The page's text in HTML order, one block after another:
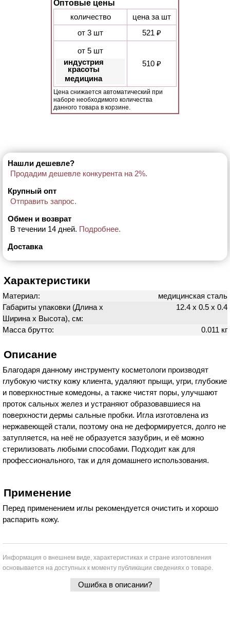
Оптовые цены
количество
цена за шт
от 3 шт
521 ₽
от 5 шт
индустрия
красоты
медицина
510 ₽
Цена снижается автоматический при
наборе необходимого количества
данного товара в корзине.
Нашли дешевле?
Продадим дешевле конкурента на 2%.
Крупный опт
Отправить запрос.
Обмен и возврат
В течении 14 дней. Подробнее.
Доставка
Характеристики
Материал:
медицинская сталь
Габариты упаковки (Длина х
Ширина х Высота), см:
12.4 х 0.5 х 0.4
Масса брутто: 0.011 кг
Описание
Благодаря данному инструменту косметологи производят
глубокую чистку кожу клиента, удаляют прыщи, угри, глубокие
и поверхностные комедоны, а также чистят поры, улучшают
проток сальных желез и устраняют образовавшиеся на
поверхности дермы сальные пробки. Игла изготовлена из
нержавеющей стали, поэтому она не деформируется, долго не
затупляется, на неё не образуется зазубрин, и её можно
стерилизовать любыми способами. Подходит как для
профессионального, так и для домашнего использования.
Применение
Перед применением иглы рекомендуется очистить и хорошо
распарить кожу.
Информация о внешнем виде, характеристиках и стране изготовления
основывается на доступных к моменту публикации сведениях о товаре.
Ошибка в описании?